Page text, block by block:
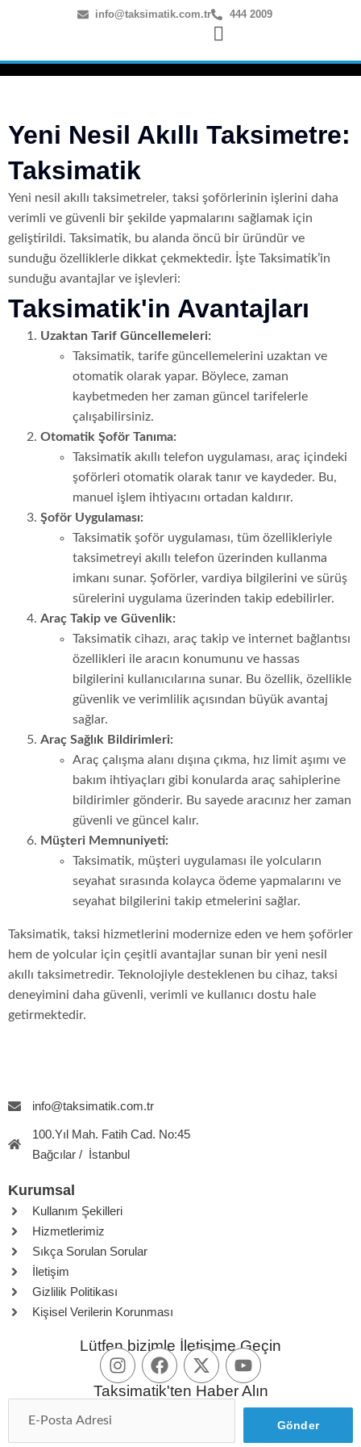
info@taksimatik.com.tr 444 2009
Yeni Nesil Akıllı Taksimetre:
Taksimatik
Yeni nesil akıllı taksimetreler, taksi şoförlerinin işlerini daha
verimli ve güvenli bir şekilde yapmalarını sağlamak için
geliştirildi. Taksimatik, bu alanda öncü bir üründür ve
sunduğu özelliklerle dikkat çekmektedir. İşte Taksimatik’in
sunduğu avantajlar ve işlevleri:
Taksimatik'in Avantajları
Uzaktan Tarif Güncellemeleri:
Taksimatik, tarife güncellemelerini uzaktan ve
otomatik olarak yapar. Böylece, zaman
kaybetmeden her zaman güncel tarifelerle
çalışabilirsiniz.
Otomatik Şoför Tanıma:
Taksimatik akıllı telefon uygulaması, araç içindeki
şoförleri otomatik olarak tanır ve kaydeder. Bu,
manuel işlem ihtiyacını ortadan kaldırır.
Şoför Uygulaması:
Taksimatik şoför uygulaması, tüm özellikleriyle
taksimetreyi akıllı telefon üzerinden kullanma
imkanı sunar. Şoförler, vardiya bilgilerini ve sürüş
sürelerini uygulama üzerinden takip edebilirler.
Araç Takip ve Güvenlik:
Taksimatik cihazı, araç takip ve internet bağlantısı
özellikleri ile aracın konumunu ve hassas
bilgilerini kullanıcılarına sunar. Bu özellik, özellikle
güvenlik ve verimlilik açısından büyük avantaj
sağlar.
Araç Sağlık Bildirimleri:
Araç çalışma alanı dışına çıkma, hız limit aşımı ve
bakım ihtiyaçları gibi konularda araç sahiplerine
bildirimler gönderir. Bu sayede aracınız her zaman
güvenli ve güncel kalır.
Müşteri Memnuniyeti:
Taksimatik, müşteri uygulaması ile yolcuların
seyahat sırasında kolayca ödeme yapmalarını ve
seyahat bilgilerini takip etmelerini sağlar.
Taksimatik, taksi hizmetlerini modernize eden ve hem şoförler
hem de yolcular için çeşitli avantajlar sunan bir yeni nesil
akıllı taksimetredir. Teknolojiyle desteklenen bu cihaz, taksi
deneyimini daha güvenli, verimli ve kullanıcı dostu hale
getirmektedir.
info@taksimatik.com.tr
100.Yıl Mah. Fatih Cad. No:45
Bağcılar / İstanbul
Kurumsal
Kullanım Şekilleri
Hizmetlerimiz
Sıkça Sorulan Sorular
İletişim
Gizlilik Politikası
Kişisel Verilerin Korunması
Lütfen bizimle İletişime Geçin
Taksimatik'ten Haber Alın
Gönder